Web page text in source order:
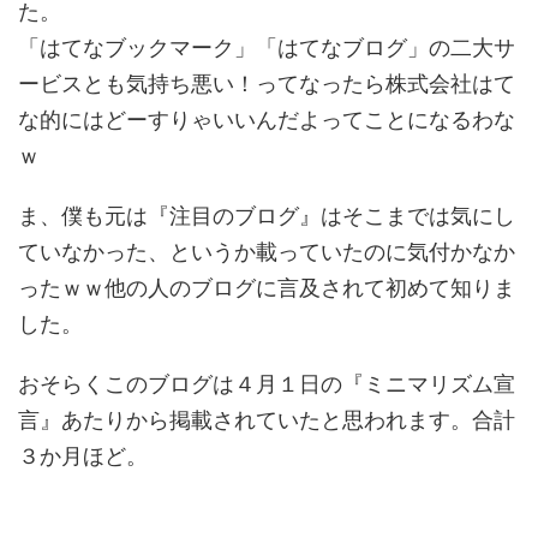
た。
「はてなブックマーク」「はてなブログ」の二大サ
ービスとも気持ち悪い！ってなったら株式会社はて
な的にはどーすりゃいいんだよってことになるわな
ｗ
ま、僕も元は『注目のブログ』はそこまでは気にし
ていなかった、というか載っていたのに気付かなか
ったｗｗ他の人のブログに言及されて初めて知りま
した。
おそらくこのブログは４月１日の『ミニマリズム宣
言』あたりから掲載されていたと思われます。合計
３か月ほど。